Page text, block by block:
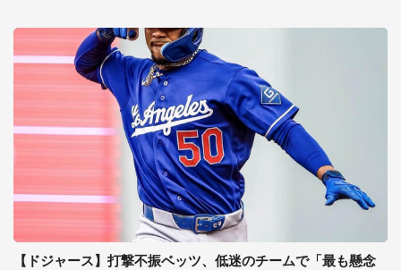
【ドジャース】打撃不振ベッツ、低迷のチームで「最も懸念